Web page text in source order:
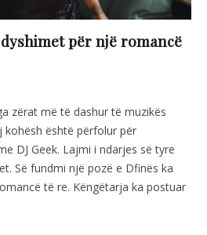
për një romancë
zërat më të dashur të muzikës
kohësh është përfolur për
DJ Geek. Lajmi i ndarjes së tyre
Së fundmi një pozë e Dfinës ka
të re. Këngëtarja ka postuar